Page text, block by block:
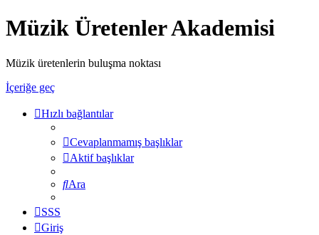
Müzik Üretenler Akademisi
Müzik üretenlerin buluşma noktası
İçeriğe geç
Hızlı bağlantılar
Cevaplanmamış başlıklar
Aktif başlıklar
Ara
SSS
Giriş